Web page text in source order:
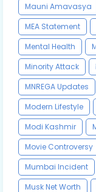
Mauni Amavasya
MEA Statement
Mental Health
Minority Attack
MNREGA Updates
Modern Lifestyle
Modi Kashmir
Movie Controversy
Mumbai Incident
Musk Net Worth